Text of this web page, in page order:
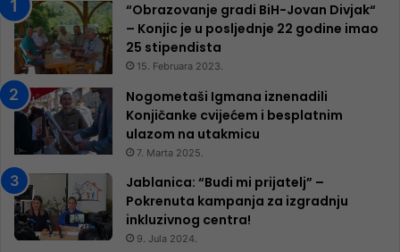
“Obrazovanje gradi BiH-Jovan Divjak“
– Konjic je u posljednje 22 godine imao
25 ​​stipendista
15. Februara 2023.
Nogometaši Igmana iznenadili
Konjičanke cvijećem i besplatnim
ulazom na utakmicu
7. Marta 2025.
Jablanica: “Budi mi prijatelj” –
Pokrenuta kampanja za izgradnju
inkluzivnog centra!
9. Jula 2024.